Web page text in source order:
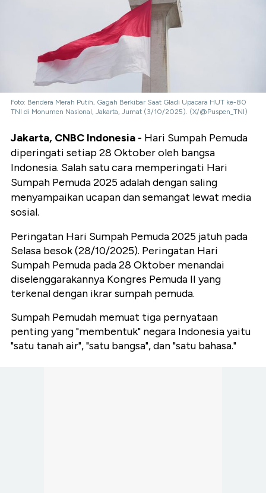
Foto: Bendera Merah Putih, Gagah Berkibar Saat Gladi Upacara HUT ke-80
TNI di Monumen Nasional, Jakarta, Jumat (3/10/2025). (X/@Puspen_TNI)
Jakarta, CNBC Indonesia - Hari Sumpah Pemuda
diperingati setiap 28 Oktober oleh bangsa
Indonesia. Salah satu cara memperingati Hari
Sumpah Pemuda 2025 adalah dengan saling
menyampaikan ucapan dan semangat lewat media
sosial.
Peringatan Hari Sumpah Pemuda 2025 jatuh pada
Selasa besok (28/10/2025). Peringatan Hari
Sumpah Pemuda pada 28 Oktober menandai
diselenggarakannya Kongres Pemuda II yang
terkenal dengan ikrar sumpah pemuda.
Sumpah Pemudah memuat tiga pernyataan
penting yang "membentuk" negara Indonesia yaitu
"satu tanah air", "satu bangsa", dan "satu bahasa."